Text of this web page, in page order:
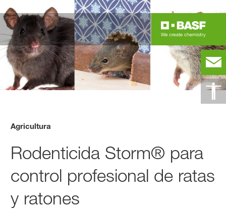
Agricultura
Rodenticida Storm® para
control profesional de ratas
y ratones